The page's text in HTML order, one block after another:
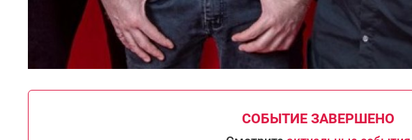
СОБЫТИЕ ЗАВЕРШЕНО